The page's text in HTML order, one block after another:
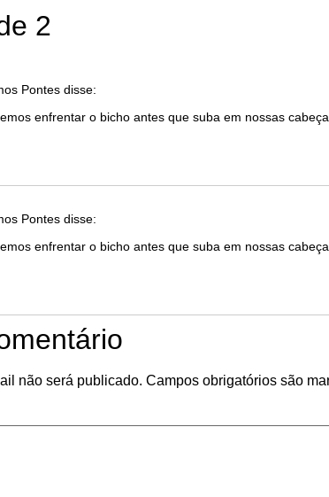
2
Pontes disse:
enfrentar o bicho antes que suba em nossas
Pontes disse:
enfrentar o bicho antes que suba em nossas
não será publicado. Campos obrigatórios são